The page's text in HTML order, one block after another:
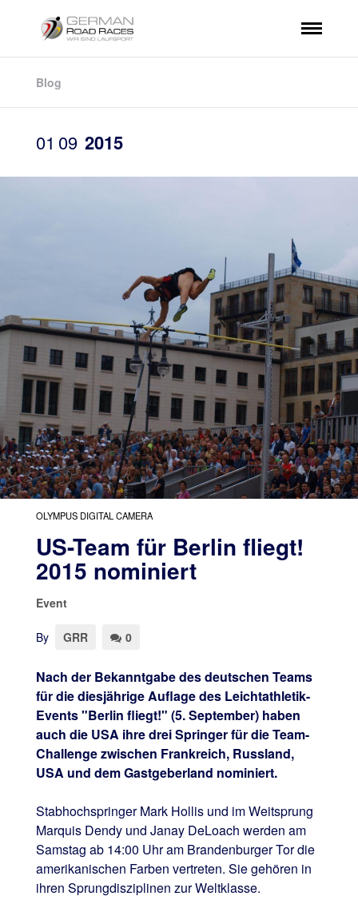
Blog
01 09 2015
OLYMPUS DIGITAL CAMERA
US-Team für Berlin fliegt!
2015 nominiert
Event
By GRR 0
Nach der Bekanntgabe des deutschen Teams
für die diesjährige Auflage des Leichtathletik-
Events "Berlin fliegt!" (5. September) haben
auch die USA ihre drei Springer für die Team-
Challenge zwischen Frankreich, Russland,
USA und dem Gastgeberland nominiert.
Stabhochspringer Mark Hollis und im Weitsprung
Marquis Dendy und Janay DeLoach werden am
Samstag ab 14:00 Uhr am Brandenburger Tor die
amerikanischen Farben vertreten. Sie gehören in
ihren Sprungdisziplinen zur Weltklasse.